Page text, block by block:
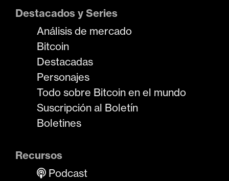
Destacados y Series
Análisis de mercado
Bitcoin
Destacadas
Personajes
Todo sobre Bitcoin en el mundo
Suscripción al Boletín
Boletines
Recursos
Podcast